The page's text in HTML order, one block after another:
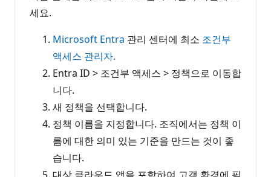
세요.
Microsoft Entra 관리 센터에 최소 조건부
액세스 관리자.
Entra ID > 조건부 액세스 > 정책으로 이동합
니다.
새 정책을 선택합니다.
정책 이름을 지정합니다. 조직에서는 정책 이
름에 대한 의미 있는 기준을 만드는 것이 좋
습니다.
대상 클라우드 앱을 포함하여 고객 환경에 필